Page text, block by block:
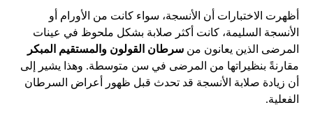
أظهرت الاختبارات أن الأنسجة، سواء كانت من الأورام أو
الأنسجة السليمة، كانت أكثر صلابة بشكل ملحوظ في عينات
المرضى الذين يعانون من سرطان القولون والمستقيم المبكر
مقارنةً بنظيراتها من المرضى في سن متوسطة. وهذا يشير إلى
أن زيادة صلابة الأنسجة قد تحدث قبل ظهور أعراض السرطان
الفعلية.